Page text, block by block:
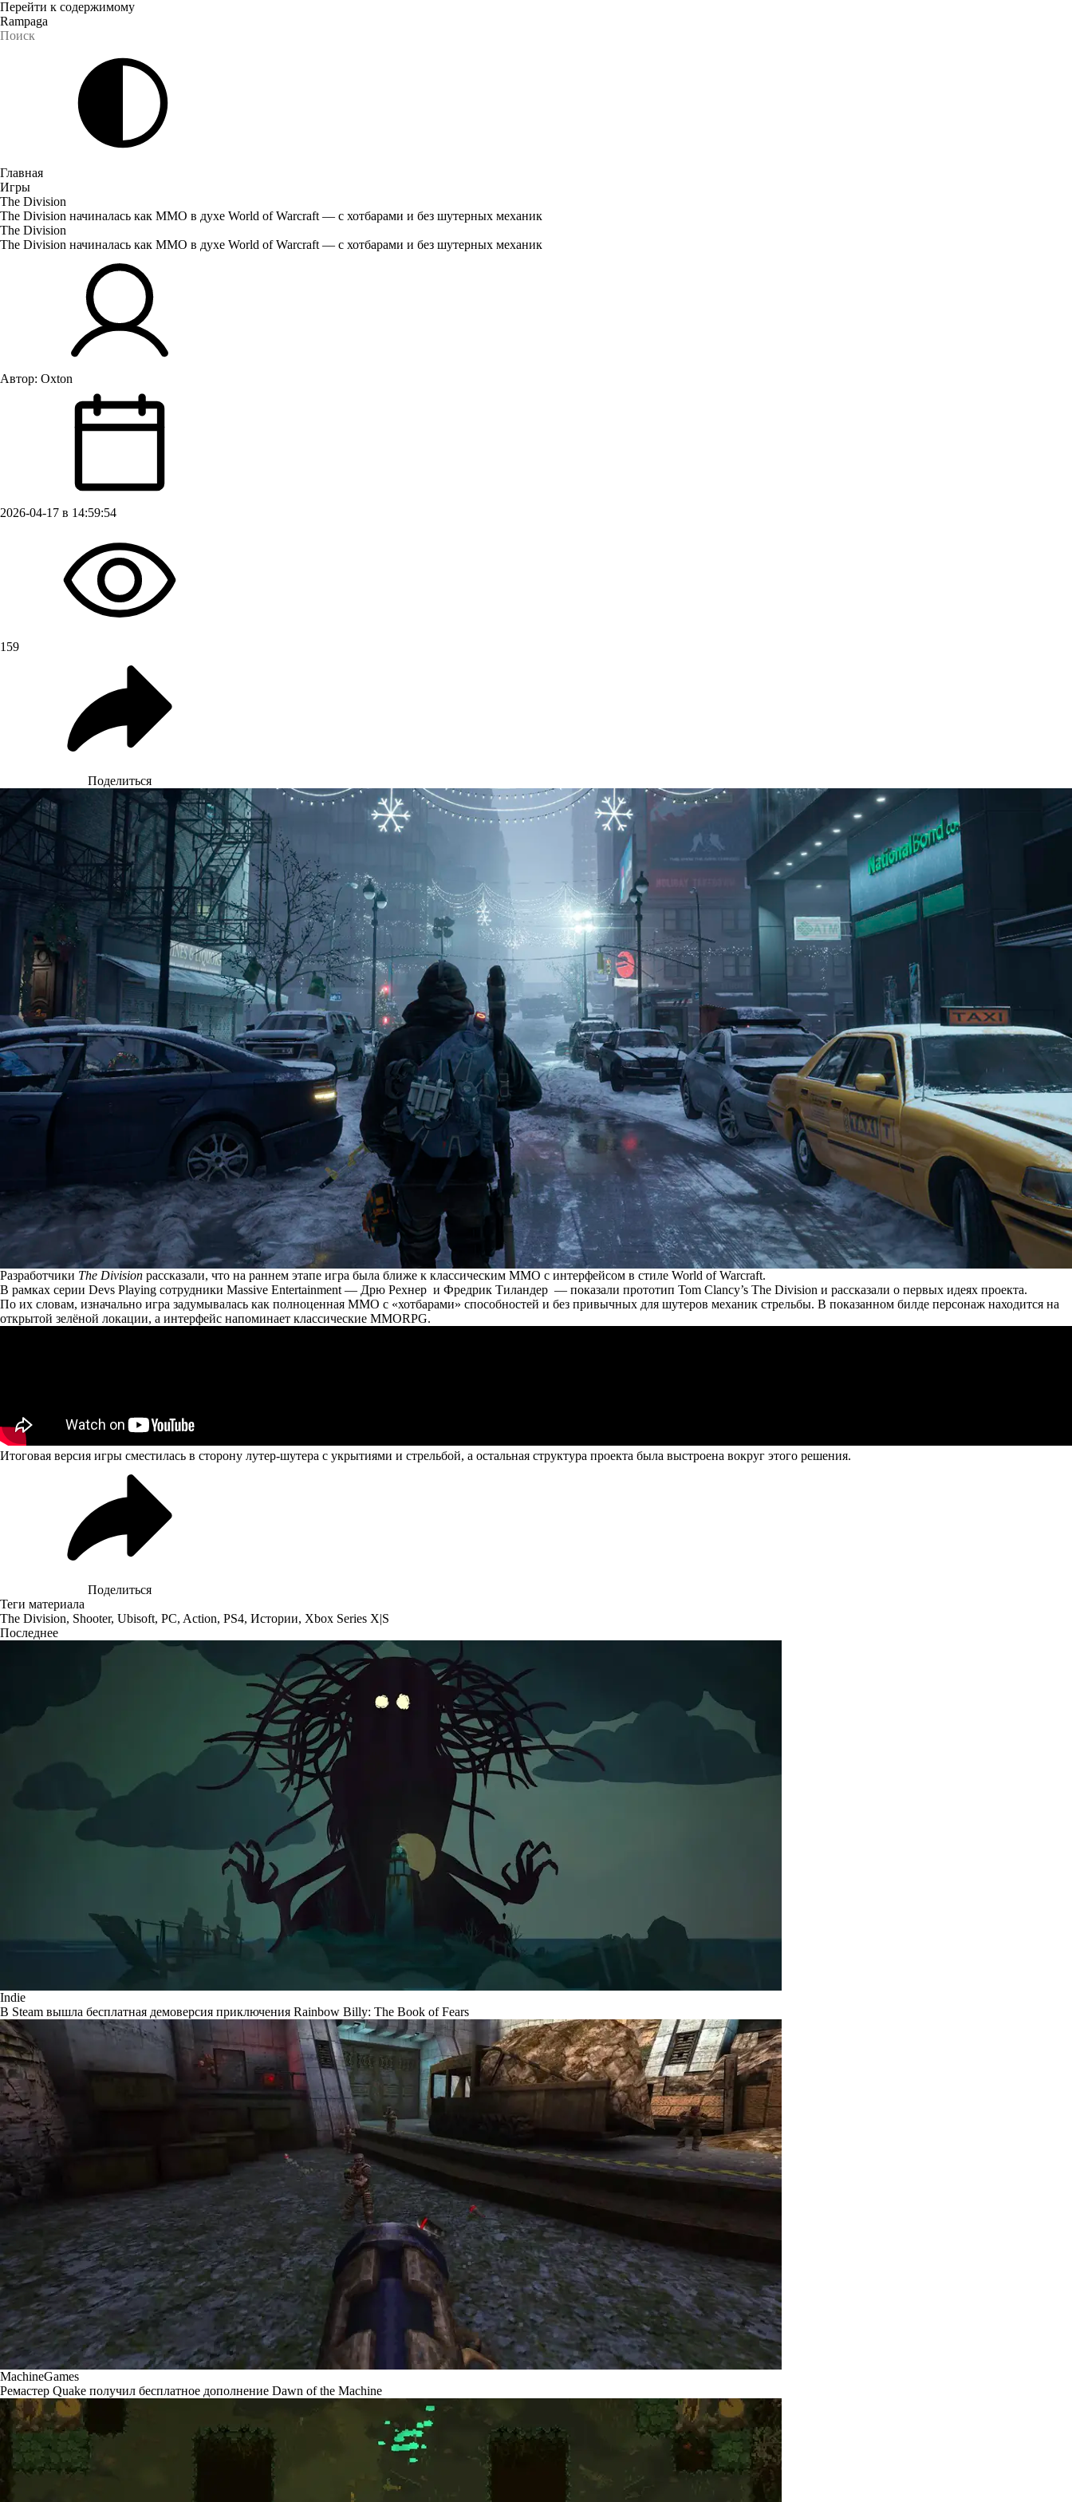
Перейти к содержимому
Rampaga
Главная
Игры
The Division
The Division начиналась как MMO в духе World of Warcraft — с хотбарами и без шутерных механик
The Division
The Division начиналась как MMO в духе World of Warcraft — с хотбарами и без шутерных механик
Автор: Oxton
2026-04-17 в 14:59:54
159
Поделиться
Разработчики The Division рассказали, что на раннем этапе игра была ближе к классическим MMO с интерфейсом в стиле World of Warcraft.
В рамках серии Devs Playing сотрудники Massive Entertainment — Дрю Рехнер и Фредрик Тиландер — показали прототип Tom Clancy’s The Division и рассказали о первых идеях проекта.
По их словам, изначально игра задумывалась как полноценная MMO с «хотбарами» способностей и без привычных для шутеров механик стрельбы. В показанном билде персонаж находится на
открытой зелёной локации, а интерфейс напоминает классические MMORPG.
Итоговая версия игры сместилась в сторону лутер-шутера с укрытиями и стрельбой, а остальная структура проекта была выстроена вокруг этого решения.
Поделиться
Теги материала
The Division, Shooter, Ubisoft, PC, Action, PS4, Истории, Xbox Series X|S
Последнее
Indie
В Steam вышла бесплатная демоверсия приключения Rainbow Billy: The Book of Fears
MachineGames
Ремастер Quake получил бесплатное дополнение Dawn of the Machine